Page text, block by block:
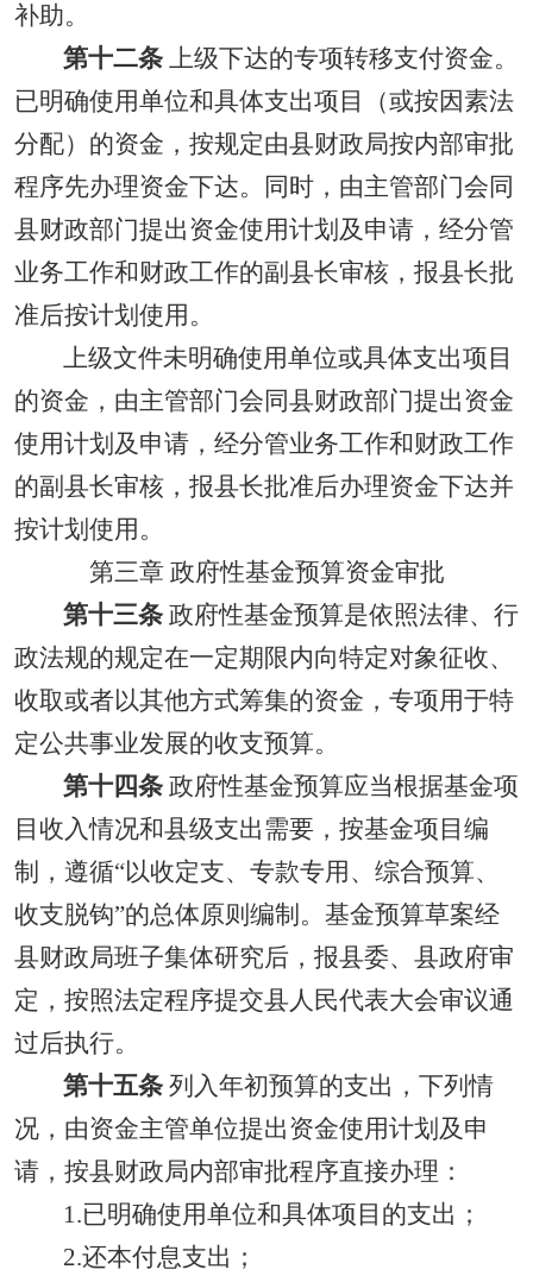
补助。
第十二条上级下达的专项转移支付资金。
已明确使用单位和具体支出项目
（或按因素法
分配）的资金 ，按规定由县财政局按内部审批
程序先办理资金下达。 同时， 由主管部门会同
县财政部门提出资金使用计划及申请，经分管
业务工作和财政工作的副县长审核，报县长批
准后按计划使用。
上级文件未明确使用单位或具体支出项目
的资金，由主管部门会同县财政部门提出资金
使用计划及申请，经分管业务工作和财政工作
的副县长审核，报县长批准后办理资金下达并
按计划使用。
第三章 政府性基金预算资金审批
第十三条政府性基金预算是依照法律、行
政法规的规定在一定期限内向特定对象征收、
收取或者以其他方式筹集的资金，专项用于特
定公共事业发展的收支预算。
第十四条政府性基金预算应当根据基金项
目收入情况和县级支出需要，按基金项目编
制，遵循“以收定支、专款专用、综合预算、
收支脱钩”的总体原则编制。基金预算草案经
县财政局班子集体研究后，报县委、县政府审
定，按照法定程序提交县人民代表大会审议通
过后执行。
第十五条列入年初预算的支出，下列情
况，由资金主管单位提出资金使用计划及申
请，按县财政局内部审批程序直接办理：
1.已明确使用单位和具体项目的支出；
2.还本付息支出；